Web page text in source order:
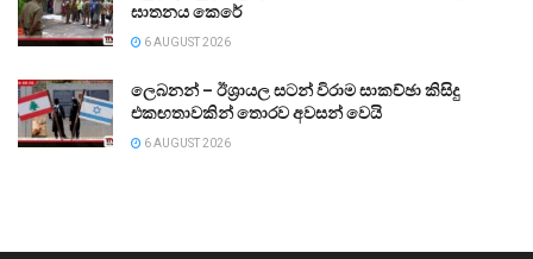
ඝාතනය කෙරේ
6 AUGUST 2026
ලෙබනන් – ඊශ්‍රායල සටන් විරාම සාකච්ඡා කිසිදු
එකඟතාවකින් තොරව අවසන් වෙයි
6 AUGUST 2026